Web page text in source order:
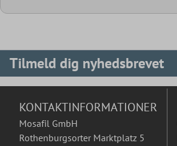
Tilmeld dig nyhedsbrevet
KONTAKTINFORMATIONER
Mosafil GmbH
Rothenburgsorter Marktplatz 5